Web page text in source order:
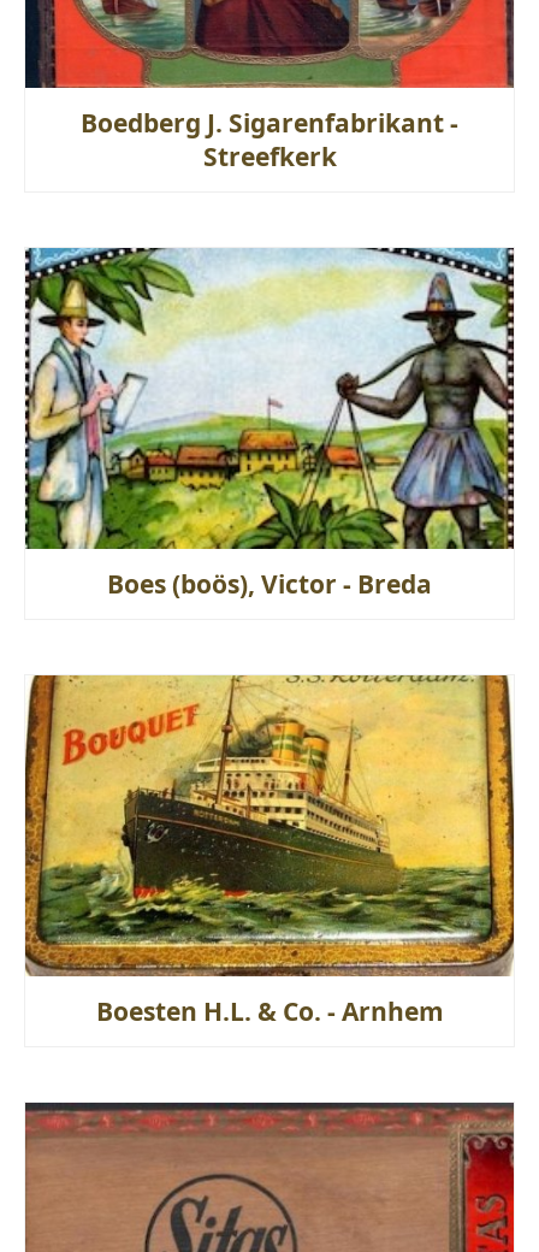
Boedberg J. Sigarenfabrikant -
Streefkerk
Boes (boös), Victor - Breda
Boesten H.L. & Co. - Arnhem